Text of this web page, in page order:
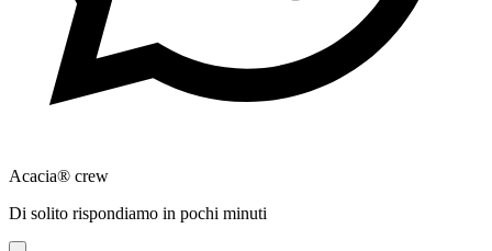
Acacia® crew
Di solito rispondiamo in pochi minuti